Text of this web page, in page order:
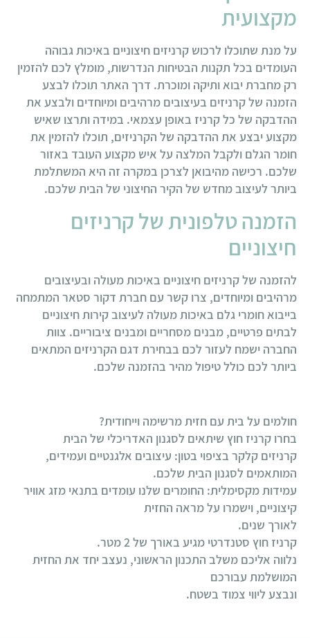
מקצועית
על מנת שתוכלו לרכוש קרניזים חיצוניים באיכות גבוהה
העומדים בכל תקנות הבטיחות הנדרשות, מומלץ לכם להזמין
רק מחברת יבוא ותיקה ומוכרת. דרך האתר תוכלו לבצע
הזמנה של קרניזים בעיצובים מרהיבים ומיוחדים ולבצע את
ההדבקה של כל קרניז באופן עצמאי. במידה ותרצו שאיש
מקצוע יבצע את ההדבקה של הקרניזים, תוכלו להזמין את
חומר הגלם ולקבל המלצה על איש מקצוע העובד באזור
שלכם. רכישה מהיבואן לצרכן במקרה זה היא המשתלמת
ביותר לעיצוב מחדש של הקיר החיצוני של הבית שלכם.
הזמנה טלפונית של קרניזים
חיצוניים
להזמנה של קרניזים חיצוניים באיכות מעולה ובעיצובים
מרהיבים ומיוחדים, צרו קשר עם חברת דקור סטאר המתמחה
בייבוא חומרי גלם באיכות מעולה לעיצוב קירות חיצוניים
לבתים פרטיים, מבנים מסחריים ומבנים ציבוריים. צוות
החברה ישמח לעזור לכם בבחירת דגם הקרניזים המתאים
ביותר לכם כולל טיפול מהיר בהזמנה שלכם.
חולמים על בית עם חזית מרשימה וייחודית?
בחרו קרניז חוץ שיתאים לסגנון האדריכלי של הבית
קרניזים קלקר בציפוי בטון: עיצובים אלגנטיים ועמידים,
המותאמים לסגנון הבית שלכם.
עמידות מקסימלית: החומרים שלנו עומדים בתנאי מזג אוויר
קיצוניים, וישמרו על מראה החזית
לאורך שנים.
קרניז חוץ סטנדרטי מגיע באורך של 2 מטר.
נלווה אליכם משלב התכנון הראשוני, נעצב יחד את החזית
המושלמת עבורכם
ונבצע ליווי צמוד בשטח.